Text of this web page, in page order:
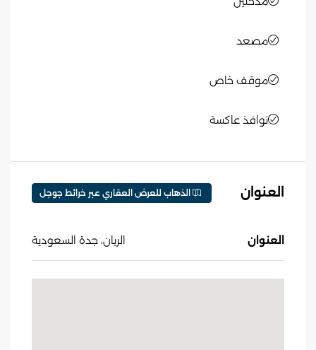
مصعد
موقف خاص
نوافذ عاكسة
العنوان الذهاب للعرض العقاري عبر خرائط جوجل
العنوان الريان، جدة السعودية